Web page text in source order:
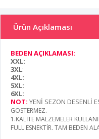
Ürün Açıklaması
BEDEN AÇIKLAMASI:
XXL:
3XL:
4XL:
5XL:
6XL:
NOT: YENİ SEZON DESENLİ
GÖSTERMEZ.
1.KALİTE MALZEMELER
FULL ESNEKTİR. TAM BEDEN